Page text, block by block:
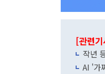
[관련
작년
AI '가